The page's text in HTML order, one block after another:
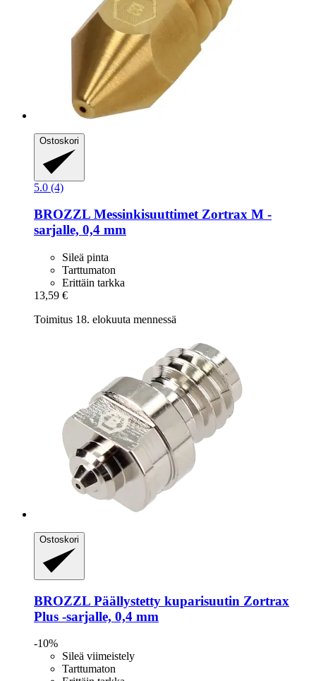
Ostoskori
5.0 (4)
BROZZL Messinkisuuttimet Zortrax M -​
sarjalle, 0,4 mm
Sileä pinta
Tarttumaton
Erittäin tarkka
13,59 €
Toimitus 18. elokuuta mennessä
Ostoskori
BROZZL Päällystetty kuparisuutin Zortrax
Plus -​sarjalle, 0,4 mm
-10%
Sileä viimeistely
Tarttumaton